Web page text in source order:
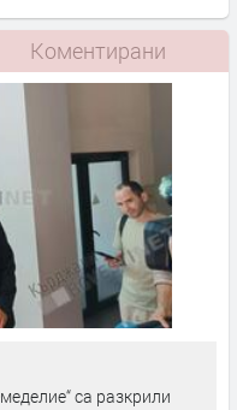
Коментирани
са разкрили